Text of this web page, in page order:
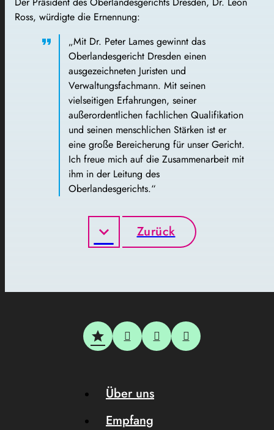
Ross, würdigte die Ernennung:
„Mit Dr. Peter Lames gewinnt das
Oberlandesgericht Dresden einen
ausgezeichneten Juristen und
Verwaltungsfachmann. Mit seinen
vielseitigen Erfahrungen, seiner
außerordentlichen fachlichen Qualifikation
und seinen menschlichen Stärken ist er
eine große Bereicherung für unser Gericht.
Ich freue mich auf die Zusammenarbeit mit
ihm in der Leitung des
Oberlandesgerichts.“
Zurück
Über uns
Empfang